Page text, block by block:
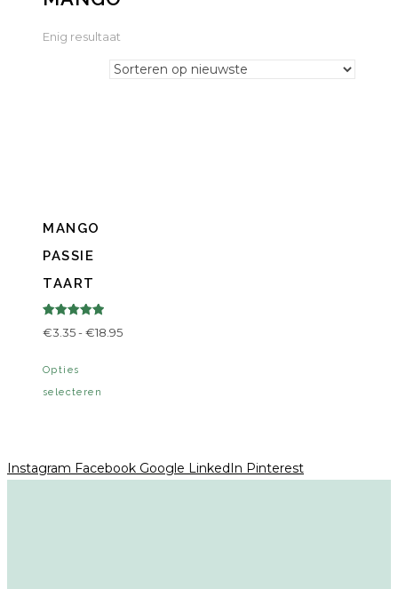
Enig resultaat
MANGO
PASSIE
TAART
Gewaardeerd
5.00
€3.35-€18.95Prijsklasse:
Opties
selecteren
Deze
Instagram Facebook Google LinkedIn Pinterest